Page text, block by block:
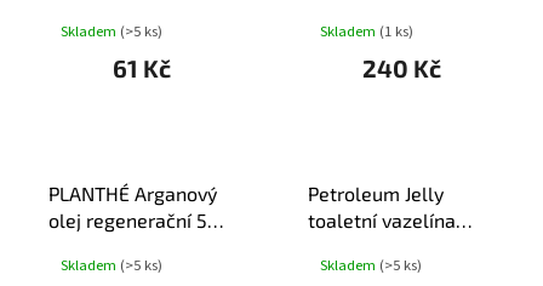
Skladem (>5 ks)
61 Kč
200ml
Skladem (1 ks)
240 Kč
PLANTHÉ Arganový
olej regenerační 50
Skladem (>5 ks)
Petroleum Jelly
toaletní vazelína
Skladem (>5 ks)